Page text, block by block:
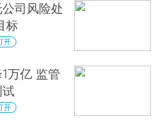
司风险处
标
开
万亿 监管
开